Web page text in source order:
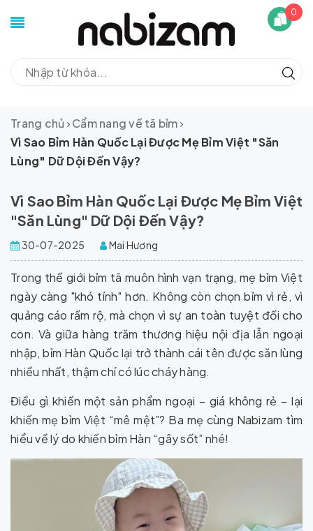
0
Trang chủ
Cẩm nang về tã bỉm
Vì Sao Bỉm Hàn Quốc Lại Được Mẹ Bỉm Việt "Săn
Lùng" Dữ Dội Đến Vậy?
Vì Sao Bỉm Hàn Quốc Lại Được Mẹ Bỉm Việt
"Săn Lùng" Dữ Dội Đến Vậy?
30-07-2025 Mai Hương
Trong thế giới bỉm tã muôn hình vạn trạng, mẹ bỉm Việt
ngày càng "khó tính" hơn. Không còn chọn bỉm vì rẻ, vì
quảng cáo rầm rộ, mà chọn vì sự an toàn tuyệt đối cho
con. Và giữa hàng trăm thương hiệu nội địa lẫn ngoại
nhập, bỉm Hàn Quốc lại trở thành cái tên được săn lùng
nhiều nhất, thậm chí có lúc cháy hàng.
Điều gì khiến một sản phẩm ngoại – giá không rẻ – lại
khiến mẹ bỉm Việt “mê mệt”? Ba mẹ cùng Nabizam tìm
hiểu về lý do khiến bỉm Hàn “gây sốt” nhé!